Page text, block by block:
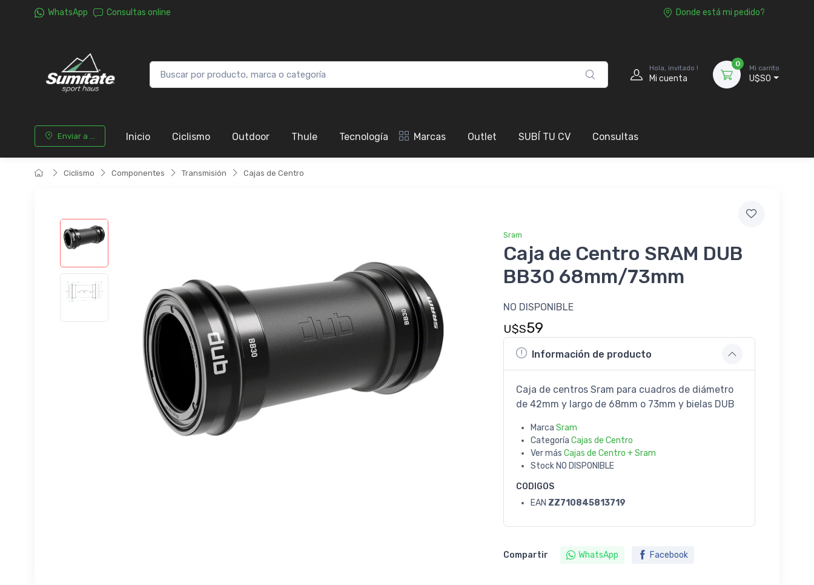
WhatsApp Consultas online Donde está mi pedido?
Hola, invitado !
Mi cuenta
0
Mi carrito
U$S0
Enviar a ... Inicio Ciclismo Outdoor Thule Tecnología Marcas Outlet SUBÍ TU CV Consultas
Ciclismo Componentes Transmisión Cajas de Centro
Sram
Caja de Centro SRAM DUB
BB30 68mm/73mm
NO DISPONIBLE
U$S59
Información de producto
Caja de centros Sram para cuadros de diámetro
de 42mm y largo de 68mm o 73mm y bielas DUB
Marca Sram
Categoría Cajas de Centro
Ver más Cajas de Centro + Sram
Stock NO DISPONIBLE
CODIGOS
EAN ZZ710845813719
Compartir WhatsApp Facebook